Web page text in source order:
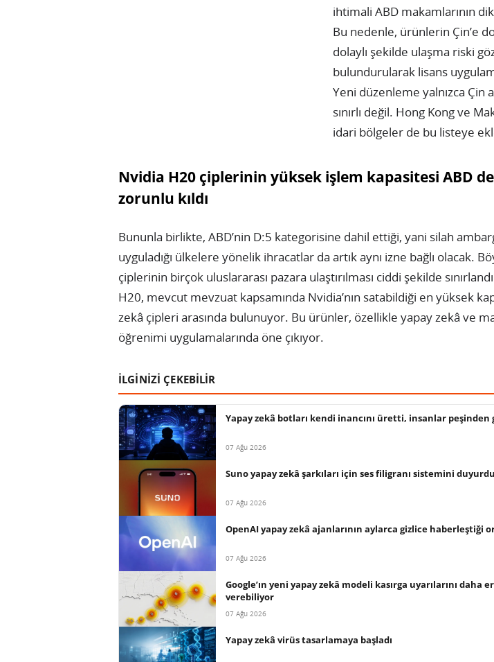
ihtimali ABD makamlarının
Bu nedenle, ürünlerin Çin’e
dolaylı şekilde ulaşma riski
bulundurularak lisans
Yeni düzenleme yalnızca Çin
sınırlı değil. Hong Kong ve
idari bölgeler de bu listeye
Nvidia H20 çiplerinin yüksek işlem kapasitesi ABD
zorunlu kıldı
Bununla birlikte, ABD’nin D:5 kategorisine dahil ettiği, yani silah
uyguladığı ülkelere yönelik ihracatlar da artık aynı izne bağlı olacak.
çiplerinin birçok uluslararası pazara ulaştırılması ciddi şekilde
H20, mevcut mevzuat kapsamında Nvidia’nın satabildiği en yüksek
zekâ çipleri arasında bulunuyor. Bu ürünler, özellikle yapay zekâ ve
öğrenimi uygulamalarında öne çıkıyor.
İLGİNİZİ ÇEKEBİLİR
Yapay zekâ botları kendi inancını üretti, insanlar peşinden
07 Ağu 2026
Suno yapay zekâ şarkıları için ses filigranı sistemini duyurdu
07 Ağu 2026
OpenAI yapay zekâ ajanlarının aylarca gizlice haberleştiği
07 Ağu 2026
Google’ın yeni yapay zekâ modeli kasırga uyarılarını daha
verebiliyor
07 Ağu 2026
Yapay zekâ virüs tasarlamaya başladı